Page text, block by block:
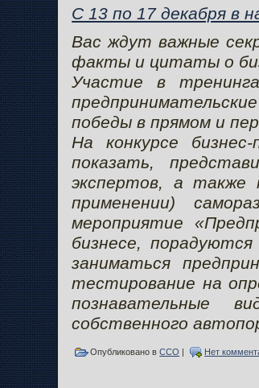
С 13 по 17 декабря в
Вас ждут важные
факты и цитаты о
Участие в
победы в прямом и
На конкурсе
показать,
экспертов, а также
применении)
мероприятие
бизнесе,
заниматься
тестирование на
познавательные
собственного
Опубликовано вССО | Нет